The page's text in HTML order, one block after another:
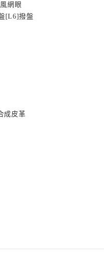
網眼
[L6]撥盤
成皮革